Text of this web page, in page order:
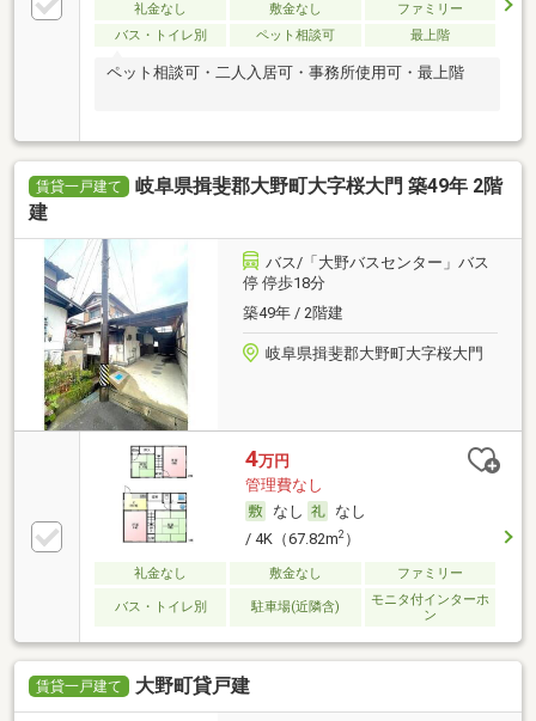
礼金なし 敷金なし
ファミリー
バス・トイレ別
ペット相談可 最上階
ペット相談可・二人入居可・事務所使用可・最上階
賃貸一戸建て
岐阜県揖斐郡大野町大字桜大門 築49年 2階
建
バス/「大野バスセンター」バス
停 停歩18分
築49年 / 2階建
岐阜県揖斐郡大野町大字桜大門
4万円
管理費なし
なし
なし
/ 4K（67.82m2）
礼金なし 敷金なし ファミリー
バス・トイレ別 駐車場(近隣含)
モニタ付インターホ
ン
賃貸一戸建て 大野町貸戸建